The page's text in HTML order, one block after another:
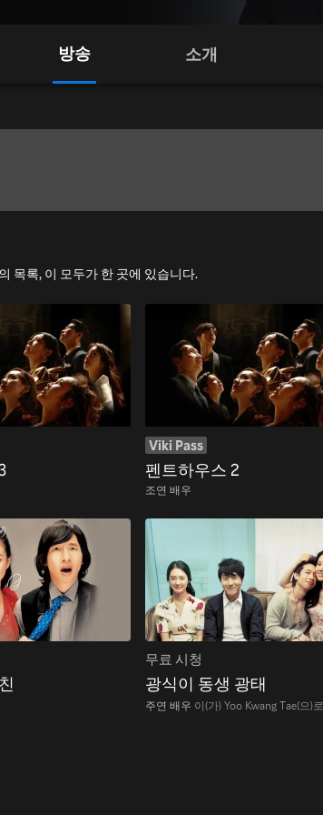
방송 소개
목록, 이 모두가 한 곳에 있습니다.
Viki Pass
펜트하우스 2
조연 배우
무료 시청
광식이 동생 광태
주연 배우 이(가) Yoo Kwang Tae(으)로